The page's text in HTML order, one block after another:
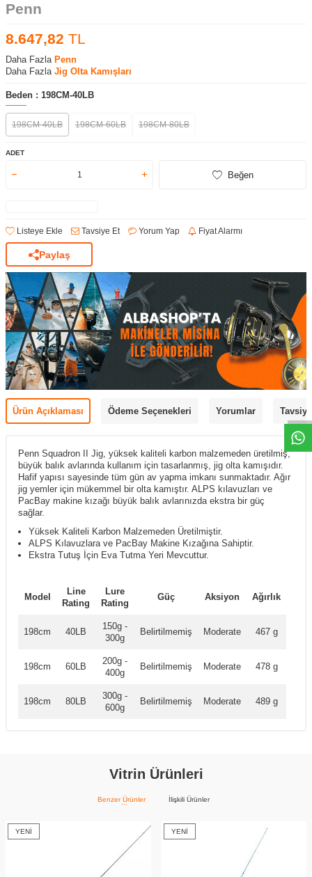
Penn
8.647,82 TL
Daha Fazla Penn
Daha Fazla Jig Olta Kamışları
Beden : 198CM-40LB
198CM-40LB 198CM-60LB 198CM-80LB
ADET
Beğen
Listeye Ekle Tavsiye Et Yorum Yap Fiyat Alarmı
Paylaş
Ürün Açıklaması Ödeme Seçenekleri Yorumlar
Penn Squadron II Jig, yüksek kaliteli karbon malzemeden üretilmiş,
büyük balık avlarında kullanım için tasarlanmış, jig olta kamışıdır.
Hafif yapısı sayesinde tüm gün av yapma imkanı sunmaktadır. Ağır
jig yemler için mükemmel bir olta kamıştır. ALPS kılavuzları ve
PacBay makine kızağı büyük balık avlarınızda ekstra bir güç
sağlar.
Yüksek Kaliteli Karbon Malzemeden Üretilmiştir.
ALPS Kılavuzlara ve PacBay Makine Kızağına Sahiptir.
Ekstra Tutuş İçin Eva Tutma Yeri Mevcuttur.
Model
Line
Rating
Lure
Rating
Güç Aksiyon Ağırlık
198cm 40LB
150g -
300g
Belirtilmemiş Moderate 467 g
198cm 60LB
200g -
400g
Belirtilmemiş Moderate 478 g
198cm 80LB
300g -
600g
Belirtilmemiş Moderate 489 g
Vitrin Ürünleri
Benzer Ürünler İlişkili Ürünler
YENI YENI